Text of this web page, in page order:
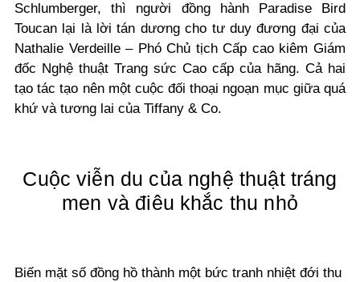
Schlumberger, thì người đồng hành Paradise Bird
Toucan lại là lời tán dương cho tư duy đương đại của
Nathalie Verdeille – Phó Chủ tịch Cấp cao kiêm Giám
đốc Nghệ thuật Trang sức Cao cấp của hãng. Cả hai
tạo tác tạo nên một cuộc đối thoại ngoạn mục giữa quá
khứ và tương lai của Tiffany & Co.
Cuộc viễn du của nghệ thuật tráng
men và điêu khắc thu nhỏ
Biến mặt số đồng hồ thành một bức tranh nhiệt đới thu